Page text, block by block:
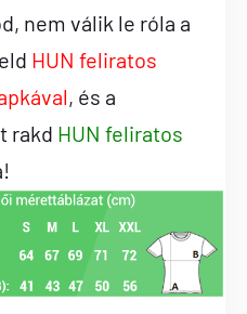
nem válik le róla a
HUN feliratos
, és a
rakd HUN feliratos